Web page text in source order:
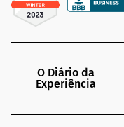
O Diário da
Experiência